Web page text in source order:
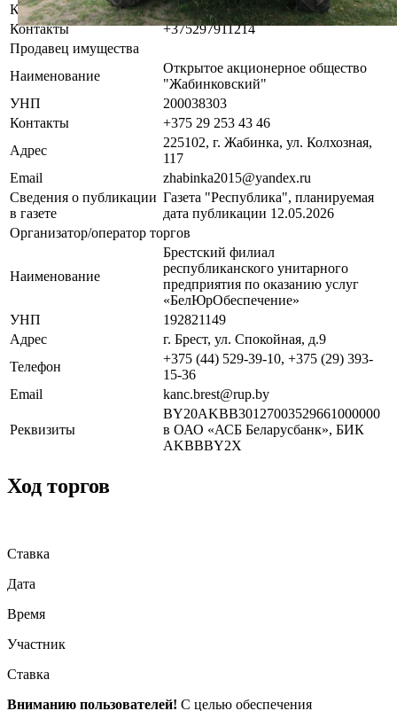
Контактное лицо
Заказчик электронных торгов
Контакты
+375297911214
Продавец имущества
Наименование
Открытое акционерное общество
"Жабинковский"
УНП
200038303
Контакты
+375 29 253 43 46
Адрес
225102, г. Жабинка, ул. Колхозная,
117
Email
zhabinka2015@yandex.ru
Сведения о публикации
в газете
Газета "Республика", планируемая
дата публикации 12.05.2026
Организатор/оператор торгов
Наименование
Брестский филиал
республиканского унитарного
предприятия по оказанию услуг
«БелЮрОбеспечение»
УНП
192821149
Адрес
г. Брест, ул. Спокойная, д.9
Телефон
+375 (44) 529-39-10, +375 (29) 393-
15-36
Email
kanc.brest@rup.by
Реквизиты
BY20AKBB30127003529661000000
в ОАО «АСБ Беларусбанк», БИК
AKBBBY2X
Ход торгов
Ставка
Дата
Время
Участник
Ставка
Вниманию пользователей! С целью обеспечения